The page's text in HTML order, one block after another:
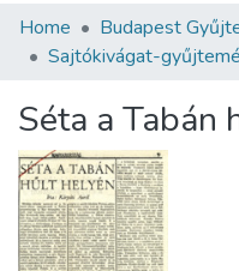
Communities &
Statistics
About us
Home Budapest
Sajtókivágat-
Séta a Tabán